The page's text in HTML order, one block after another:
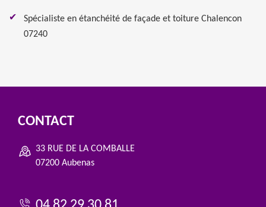
Spécialiste en étanchéité de façade et toiture Chalencon
07240
CONTACT
33 RUE DE LA COMBALLE
07200 Aubenas